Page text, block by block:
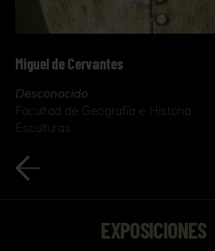
Miguel de Cervantes
Desconocido
Facultad de Geografía e Historia
Esculturas
EXPOSICIONES